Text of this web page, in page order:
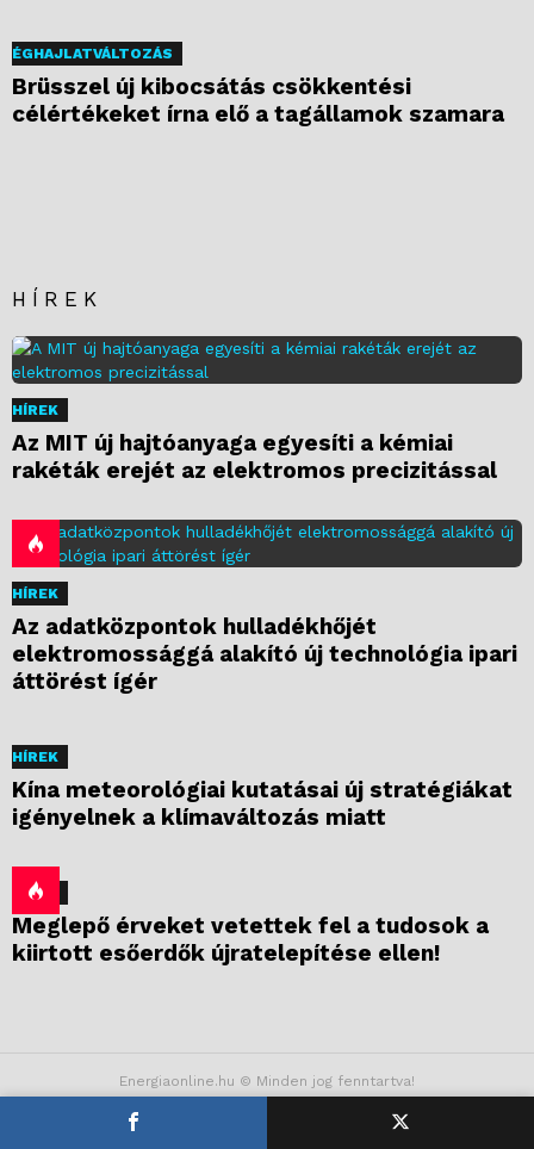
ÉGHAJLATVÁLTOZÁS
Brüsszel új kibocsátás csökkentési
célértékeket írna elő a tagállamok szamara
HÍREK
HÍREK
Az MIT új hajtóanyaga egyesíti a kémiai
rakéták erejét az elektromos precizitással
HÍREK
Az adatközpontok hulladékhőjét
elektromossággá alakító új technológia ipari
áttörést ígér
HÍREK
Kína meteorológiai kutatásai új stratégiákat
igényelnek a klímaváltozás miatt
HÍREK
Meglepő érveket vetettek fel a tudosok a
kiirtott esőerdők újratelepítése ellen!
Energiaonline.hu © Minden jog fenntartva!